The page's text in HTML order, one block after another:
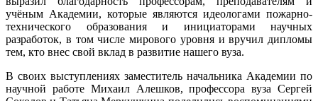
учёным Академии, которые являются идеологами пожарно-
технического образования и инициаторами научных
разработок, в том числе мирового уровня и вручил дипломы
тем, кто внес свой вклад в развитие нашего вуза.
В своих выступлениях заместитель начальника Академии по
научной работе Михаил Алешков, профессора вуза Сергей